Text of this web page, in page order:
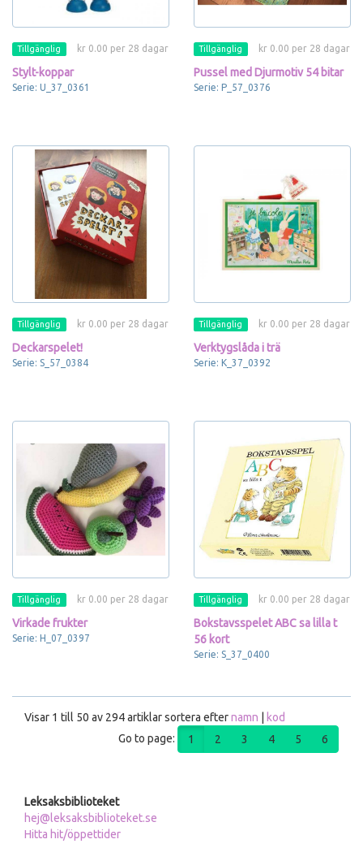
Tillgänglig kr 0.00 per 28 dagar
Stylt-koppar
Serie: U_37_0361
Tillgänglig kr 0.00 per 28 dagar
Pussel med Djurmotiv 54 bitar
Serie: P_57_0376
Tillgänglig kr 0.00 per 28 dagar
Deckarspelet!
Serie: S_57_0384
Tillgänglig kr 0.00 per 28 dagar
Verktygslåda i trä
Serie: K_37_0392
Tillgänglig kr 0.00 per 28 dagar
Virkade frukter
Serie: H_07_0397
Tillgänglig kr 0.00 per 28 dagar
Bokstavsspelet ABC sa lilla t
56 kort
Serie: S_37_0400
Visar 1 till 50 av 294 artiklar sortera efternamn
kod
Go to page:
1 2 3 4 5 6
Leksaksbiblioteket
hej@leksaksbiblioteket.se
Hitta hit/öppettider